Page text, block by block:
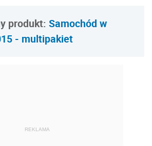
produkt: Samochód w
- multipakiet
REKLAMA